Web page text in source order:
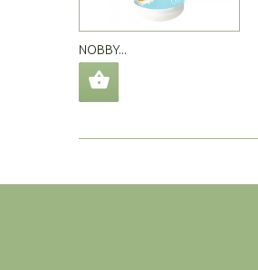
NOBBY...